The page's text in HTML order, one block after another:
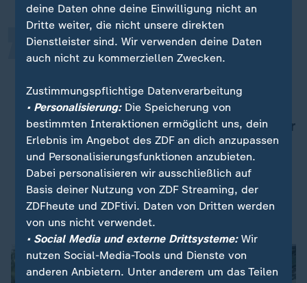
Der eine Effekt des neuen
künftig die Elektromobilität
ausprobieren können, die sich das
bisher nicht leisten konnten. Und der
andere Effekt ist ein starker Anreiz
für die Autobauer, mehr günstige E-
Auto-Modelle anzubieten.
Carsten Schneider (SPD), Bundesumweltminister
deine Daten ohne deine Einwilligung nicht an
Dritte weiter, die nicht unsere direkten
Dienstleister sind. Wir verwenden deine Daten
auch nicht zu kommerziellen Zwecken.
Zustimmungspflichtige Datenverarbeitung
• Personalisierung:Die Speicherung von
bestimmten Interaktionen ermöglicht uns, dein
Erlebnis im Angebot des ZDF an dich anzupassen
und Personalisierungsfunktionen anzubieten.
Dabei personalisieren wir ausschließlich auf
Basis deiner Nutzung von ZDF Streaming, der
ZDFheute und ZDFtivi. Daten von Dritten werden
von uns nicht verwendet.
• Social Media und externe Drittsysteme:Wir
nutzen Social-Media-Tools und Dienste von
anderen Anbietern. Unter anderem um das Teilen